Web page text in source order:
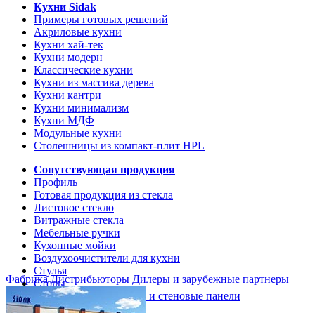
Кухни Sidak
Примеры готовых решений
Акриловые кухни
Кухни хай-тек
Кухни модерн
Классические кухни
Кухни из массива дерева
Кухни кантри
Кухни минимализм
Кухни МДФ
Модульные кухни
Столешницы из компакт-плит HPL
Сопутствующая продукция
Профиль
Готовая продукция из стекла
Листовое стекло
Витражные стекла
Мебельные ручки
Кухонные мойки
Воздухоочистители для кухни
Стулья
Столы
Кухонные столешницы и стеновые панели
Фабрика Дистрибьюторы Дилеры и зарубежные партнеры